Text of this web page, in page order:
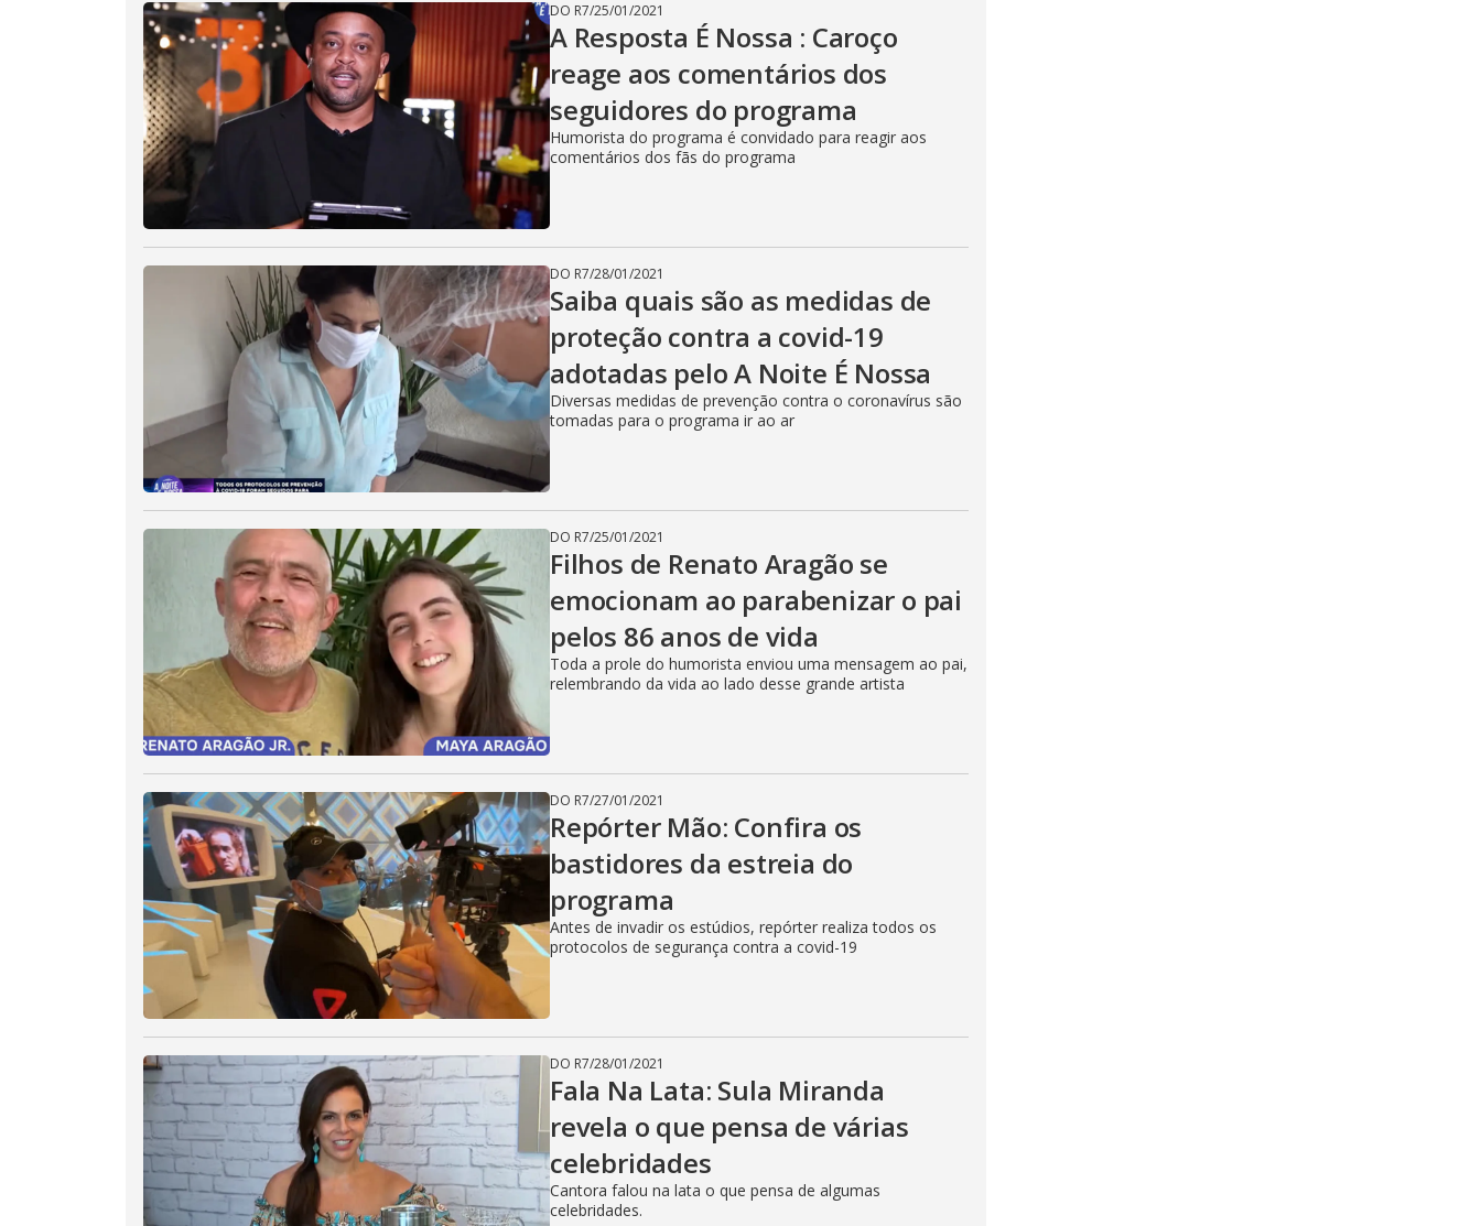
DO R7/25/01/2021
A Resposta É Nossa : Caroço
reage aos comentários dos
seguidores do programa
Humorista do programa é convidado para reagir aos
comentários dos fãs do programa
DO R7/28/01/2021
Saiba quais são as medidas de
proteção contra a covid-19
adotadas pelo A Noite É Nossa
Diversas medidas de prevenção contra o coronavírus são
tomadas para o programa ir ao ar
DO R7/25/01/2021
Filhos de Renato Aragão se
emocionam ao parabenizar o pai
pelos 86 anos de vida
Toda a prole do humorista enviou uma mensagem ao pai,
relembrando da vida ao lado desse grande artista
DO R7/27/01/2021
Repórter Mão: Confira os
bastidores da estreia do
programa
Antes de invadir os estúdios, repórter realiza todos os
protocolos de segurança contra a covid-19
DO R7/28/01/2021
Fala Na Lata: Sula Miranda
revela o que pensa de várias
celebridades
Cantora falou na lata o que pensa de algumas
celebridades.